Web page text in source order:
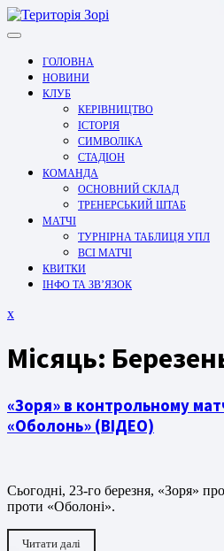
Перейти
до
ГОЛОВНА
НОВИНИ
КЛУБ
КЕРІВНИЦТВО
ІСТОРІЯ
СИМВОЛІКА
СТАДІОН
КОМАНДА
ОСНОВНИЙ СКЛАД
ТРЕНЕРСЬКИЙ ШТАБ
МАТЧІ
ТУРНІРНА ТАБЛИЦЯ УПЛ
ВСІ МАТЧІ
КВИТКИ
ІНФО ТА ЗВ’ЯЗОК
xЗакрити
Місяць:
«Зоря» в контрольному
«Оболонь» (ВІДЕО)
Сьогодні, 23-го березня, «Зоря» провела контрольний матч
проти «Оболоні».
Читати далі